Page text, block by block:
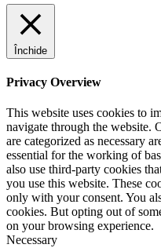
Închide
Privacy Overview
This website uses cookies to
navigate through the website.
are categorized as necessary
essential for the working of
also use third-party cookies
you use this website. These
only with your consent. You
cookies. But opting out of
on your browsing experience.
Necessary